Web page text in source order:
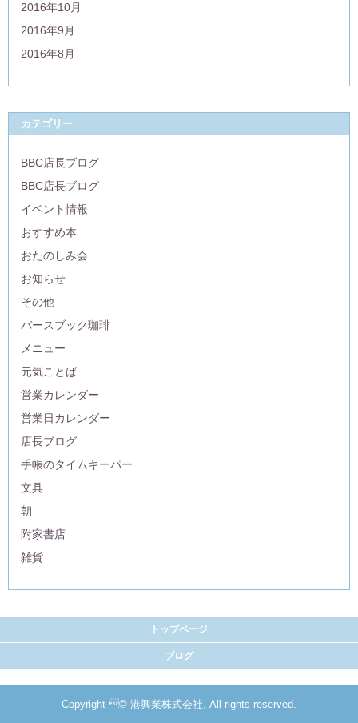
2016年10月
2016年9月
2016年8月
カテゴリー
BBC店長ブログ
BBC店長ブログ
イベント情報
おすすめ本
おたのしみ会
お知らせ
その他
バースブック珈琲
メニュー
元気ことば
営業カレンダー
営業日カレンダー
店長ブログ
手帳のタイムキーパー
文具
朝
附家書店
雑貨
トップページ
ブログ
Copyright © 港興業株式会社, All rights reserved.